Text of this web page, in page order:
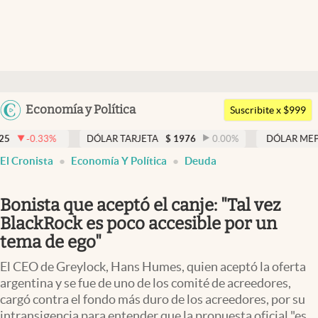
Argentina
Uruguay
Economía y Política
Members
Economía y Política
Finanzas y Mercados
Negocios
Columnistas
Otras secciones
Apertura
Suscribite x $999
DÓLAR TARJETA $ 1976 0.00 % DÓLAR MEP 1526,03
El Cronista Economía Y Política Deuda
Bonista que aceptó el canje: "Tal vez
BlackRock es poco accesible por un
tema de ego"
El CEO de Greylock, Hans Humes, quien aceptó la oferta
argentina y se fue de uno de los comité de acreedores,
cargó contra el fondo más duro de los acreedores, por su